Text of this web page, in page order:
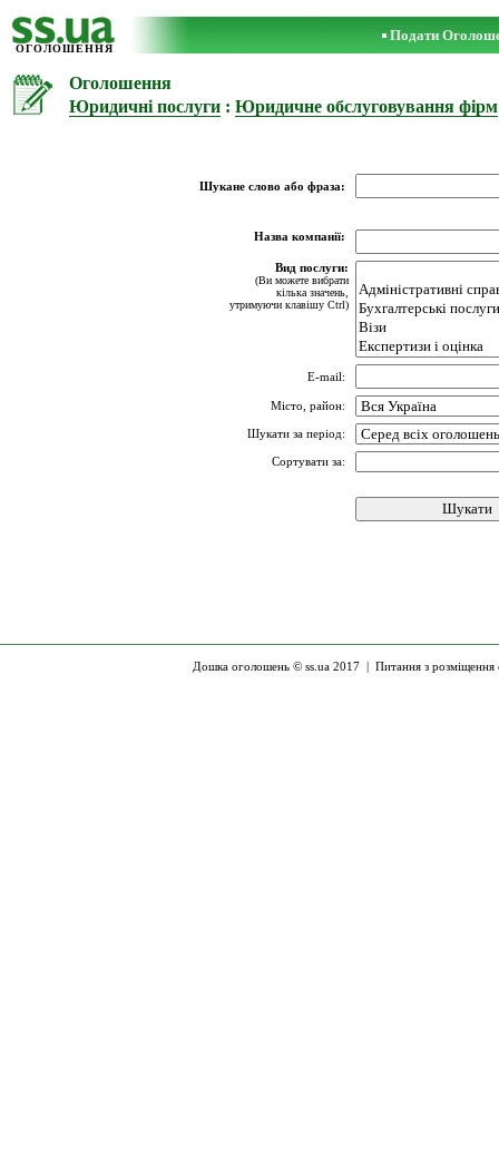
ОГОЛОШЕННЯ
Подати
Оголошення
Юридичні послуги : Юридичне обслуговування фірм
Шукане слово або фраза:
Назва компанії:
Вид послуги:
(Ви можете вибрати
кілька значень,
утримуючи клавішу Ctrl)
E-mail:
Місто, район:
Шукати за період:
Сортувати за:
Дошка оголошень © ss.ua 2017 | Питання з